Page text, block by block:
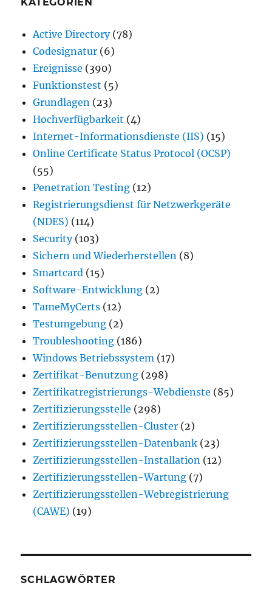
Active Directory(78)
Codesignatur (6)
Ereignisse (390)
Funktionstest (5)
Grundlagen (23)
Hochverfügbarkeit (4)
Internet-Informationsdienste (IIS) (15)
Online Certificate Status Protocol (OCSP)
(55)
Penetration Testing (12)
Registrierungsdienst für Netzwerkgeräte
(NDES) (114)
Security(103)
Sichern und Wiederherstellen (8)
Smartcard (15)
Software-Entwicklung (2)
TameMyCerts (12)
Testumgebung (2)
Troubleshooting (186)
Windows Betriebssystem (17)
Zertifikat-Benutzung (298)
Zertifikatregistrierungs-Webdienste (85)
Zertifizierungsstelle (298)
Zertifizierungsstellen-Cluster (2)
Zertifizierungsstellen-Datenbank (23)
Zertifizierungsstellen-Installation (12)
Zertifizierungsstellen-Wartung (7)
Zertifizierungsstellen-Webregistrierung
(CAWE) (19)
SCHLAGWÖRTER